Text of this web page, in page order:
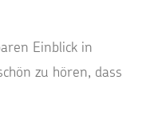
Einblick in
zu hören, dass